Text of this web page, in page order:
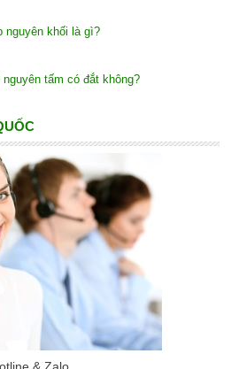
nguyên khối là gì?
nguyên tấm có đắt không?
& Zalo